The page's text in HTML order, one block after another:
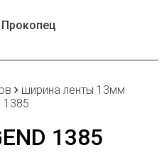
ширина ленты 13мм
1385
1385